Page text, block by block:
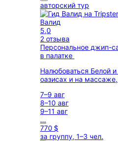
авторский тур
Валид
5,0
2 отзыва
Персональное джип-
в палатке
Налюбоваться Белой
оазисах и на
7–9 авг
8–10 авг
9–11 авг
...
770 $
за группу, 1–3 чел.